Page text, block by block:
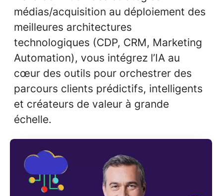
médias/acquisition au déploiement des
meilleures architectures
technologiques (CDP, CRM, Marketing
Automation), vous intégrez l’IA au
cœur des outils pour orchestrer des
parcours clients prédictifs, intelligents
et créateurs de valeur à grande
échelle.